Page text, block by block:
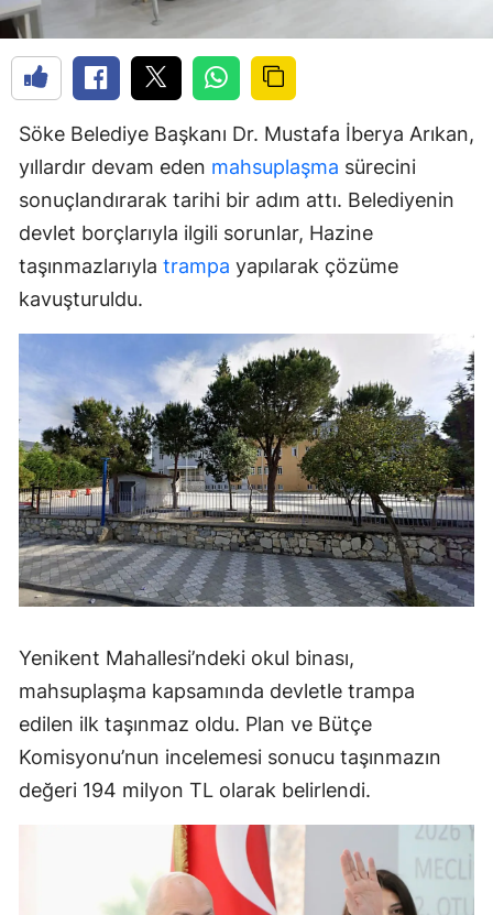
Söke Belediye Başkanı Dr. Mustafa İberya Arıkan,
yıllardır devam eden mahsuplaşma sürecini
sonuçlandırarak tarihi bir adım attı. Belediyenin
devlet borçlarıyla ilgili sorunlar, Hazine
taşınmazlarıyla trampa yapılarak çözüme
kavuşturuldu.
Yenikent Mahallesi’ndeki okul binası,
mahsuplaşma kapsamında devletle trampa
edilen ilk taşınmaz oldu. Plan ve Bütçe
Komisyonu’nun incelemesi sonucu taşınmazın
değeri 194 milyon TL olarak belirlendi.